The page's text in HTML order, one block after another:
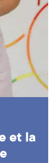
et la